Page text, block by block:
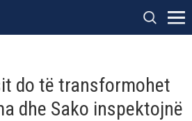
do të transformohet
dhe Sako inspektojnë